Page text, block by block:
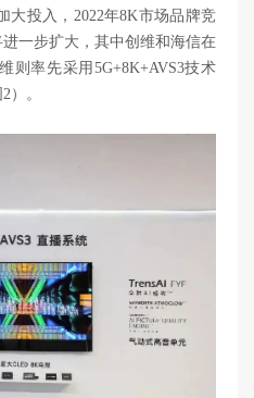
大投入，2022年8K市场品牌竞
一步扩大，其中创维和海信在
则率先采用5G+8K+AVS3技术
）。